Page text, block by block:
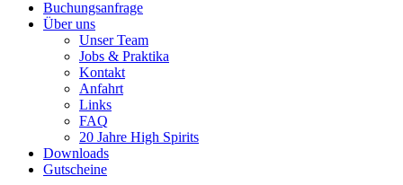
Buchungsanfrage
Über uns
Unser Team
Jobs & Praktika
Kontakt
Anfahrt
Links
FAQ
20 Jahre High Spirits
Downloads
Gutscheine